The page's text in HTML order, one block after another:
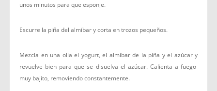
unos minutos para que esponje.
Escurre la piña del almíbar y corta en trozos pequeños.
Mezcla en una olla el yogurt, el almíbar de la piña y el azúcar y
revuelve bien para que se disuelva el azúcar. Calienta a fuego
muy bajito, removiendo constantemente.